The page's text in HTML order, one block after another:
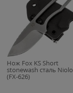
Нож Fox KS Short
stonewash сталь
(FX-626)